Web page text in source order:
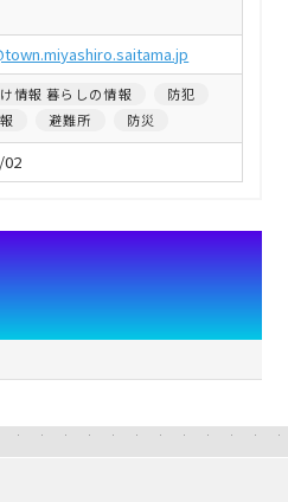
情報 暮らしの情報
防犯
避難所 防災
02